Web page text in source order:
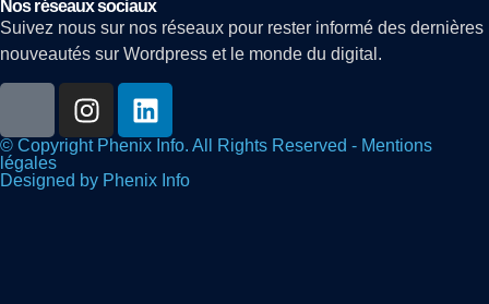
Nos réseaux sociaux
Suivez nous sur nos réseaux pour rester informé des dernières
nouveautés sur Wordpress et le monde du digital.
© Copyright Phenix Info. All Rights Reserved - Mentions
légales
Designed by Phenix Info